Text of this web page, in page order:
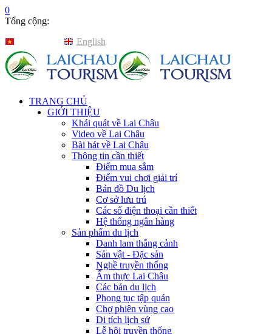
0
Tổng cộng:
English
TRANG CHỦ
GIỚI THIỆU
Khái quát về Lai Châu
Video về Lai Châu
Bài hát về Lai Châu
Thông tin cần thiết
Điểm mua sắm
Điểm vui chơi giải trí
Bản đồ Du lịch
Cơ sở lưu trú
Các số điện thoại cần thiết
Hệ thống ngân hàng
Sản phẩm du lịch
Danh lam thắng cảnh
Sản vật - Đặc sản
Nghề truyền thống
Ẩm thực Lai Châu
Các bản du lịch
Phong tục tập quán
Chợ phiên vùng cao
Di tích lịch sử
Lễ hội truyền thống